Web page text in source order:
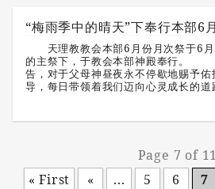
“梅雨季中的晴天”下奉行本部6
天理教教会本部6月份月次祭于6月
的主祭下，于教会本部神殿奉行。
告，对于父母神昼夜永不停歇地赐予佑
导，每日带领着我们迈向心灵成长的
Page 7 of 11
« First
« ... 5 6 7